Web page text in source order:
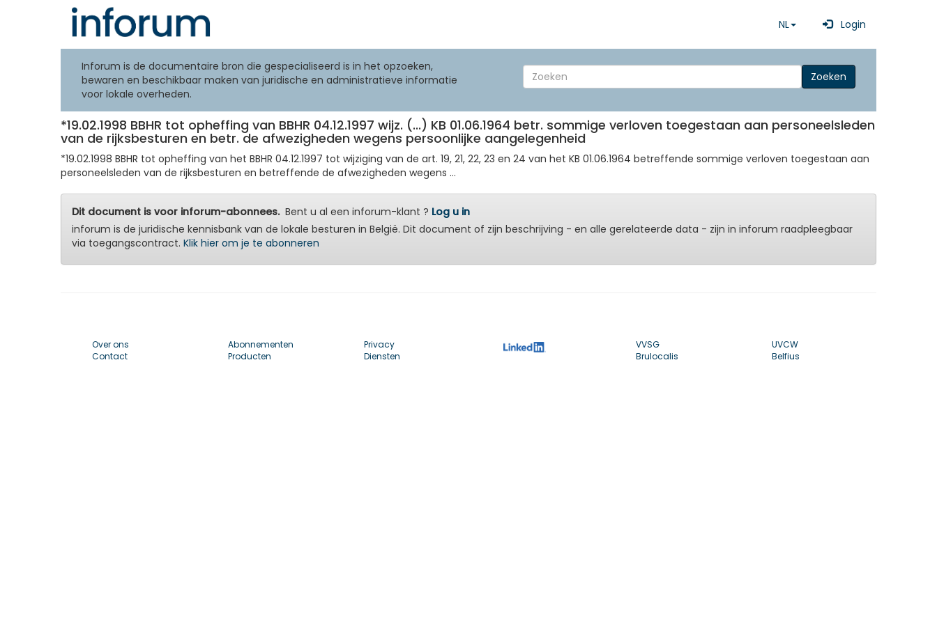
NL Login
Inforum is de documentaire bron die gespecialiseerd is in het opzoeken,
bewaren en beschikbaar maken van juridische en administratieve informatie
voor lokale overheden.
Zoeken
*19.02.1998 BBHR tot opheffing van BBHR 04.12.1997 wijz. (...) KB 01.06.1964 betr. sommige verloven toegestaan aan personeelsleden
van de rijksbesturen en betr. de afwezigheden wegens persoonlijke aangelegenheid
*19.02.1998 BBHR tot opheffing van het BBHR 04.12.1997 tot wijziging van de art. 19, 21, 22, 23 en 24 van het KB 01.06.1964 betreffende sommige verloven toegestaan aan
personeelsleden van de rijksbesturen en betreffende de afwezigheden wegens ...
Dit document is voor inforum-abonnees.Bent u al een inforum-klant ? Log u in
inforum is de juridische kennisbank van de lokale besturen in België. Dit document of zijn beschrijving - en alle gerelateerde data - zijn in inforum raadpleegbaar
via toegangscontract. Klik hier om je te abonneren
Over ons
Contact
Abonnementen
Producten
Privacy
Diensten
VVSG
Brulocalis
UVCW
Belfius